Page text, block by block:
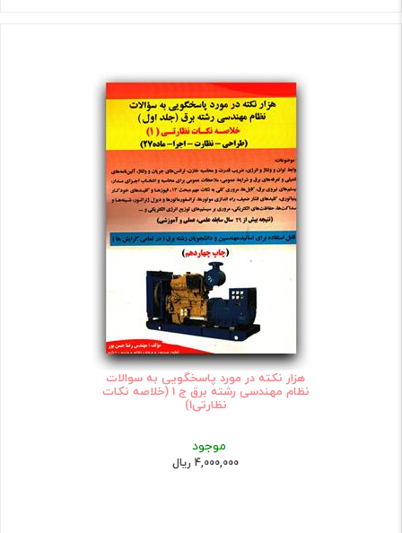
هزار نکته در مورد پاسخگویی به سوالات
نظام مهندسی رشته برق ج 1 (خلاصه نکات
نظارتی1)
موجود
4,000,000 ریال